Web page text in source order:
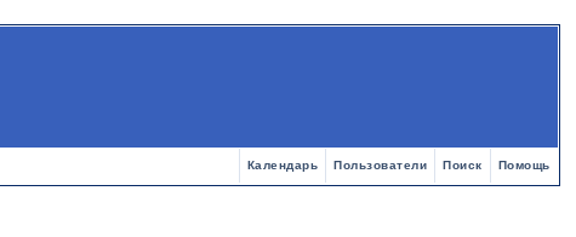
Помощь
Поиск
Пользователи
Календарь